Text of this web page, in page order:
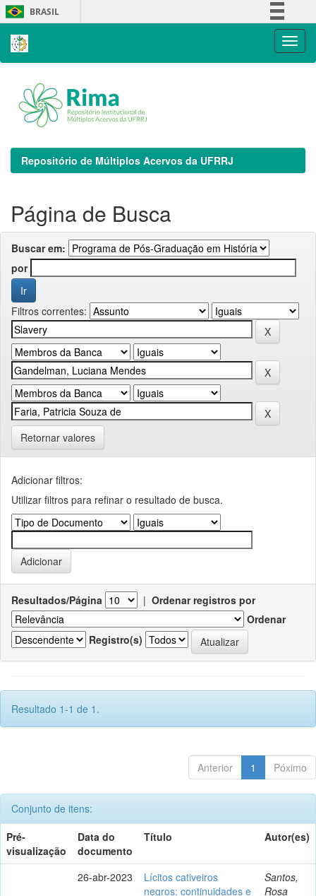
Skip
navigation
BRASIL
Repositório de Múltiplos Acervos da UFRRJ
Página de Busca
Buscar em:
por
Filtros correntes:
Retornar valores
Adicionar filtros:
Utilizar filtros para refinar o resultado de busca.
Resultados/Página | Ordenar registros por
Ordenar
Registro(s)
Resultado 1-1 de 1.
Anterior 1 Póximo
Conjunto de itens:
Pré-
visualização
Data do
documento
Título Autor(es)
26-abr-2023
Lícitos cativeiros
negros: continuidades e
Santos,
Rosa